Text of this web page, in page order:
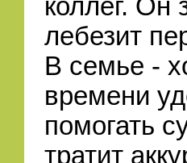
коллег. Он
лебезит
В семье -
времени
помогать
тратит